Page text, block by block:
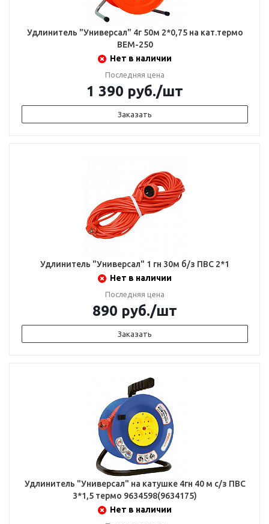
Удлинитель "Универсал" 4г 50м 2*0,75 на кат.термо
ВЕМ-250
Нет в наличии
Последняя цена
1 390 руб./шт
Заказать
Удлинитель "Универсал" 1 гн 30м б/з ПВС 2*1
Нет в наличии
Последняя цена
890 руб./шт
Заказать
Удлинитель "Универсал" на катушке 4гн 40 м с/з ПВС
3*1,5 термо 9634598(9634175)
Нет в наличии